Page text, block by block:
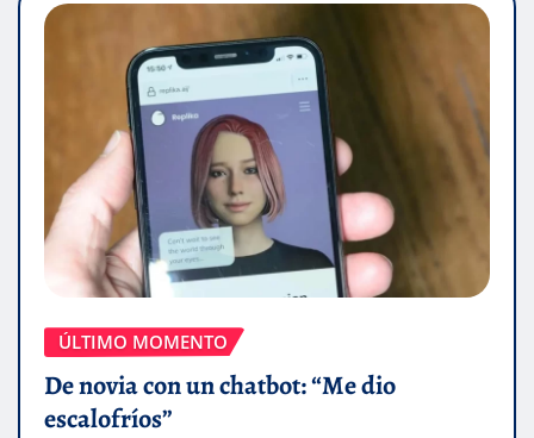
ÚLTIMO MOMENTO
De novia con un chatbot: “Me dio
escalofríos”